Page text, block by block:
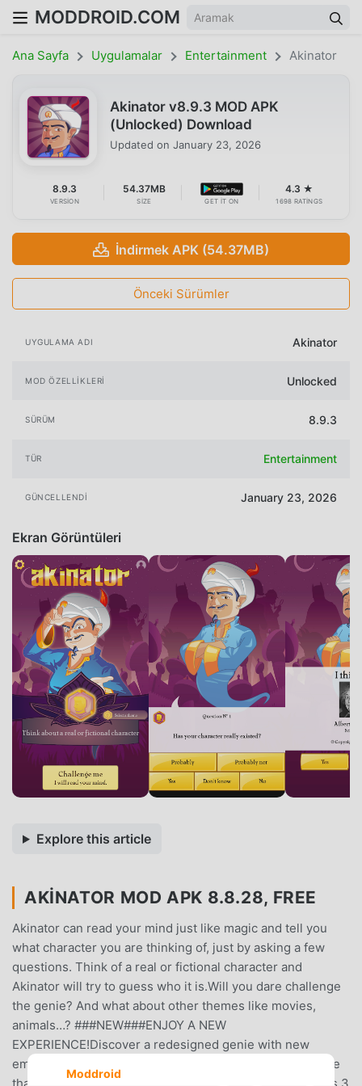
MODDROID.COM
Ana Sayfa Uygulamalar Entertainment Akinator
Akinator v8.9.3 MOD APK
(Unlocked) Download
Updated on January 23, 2026
8.9.3
VERSION
54.37MB
SIZE GET IT ON
4.3 ★
1698 RATINGS
İndirmek APK (54.37MB)
Önceki Sürümler
UYGULAMA ADI Akinator
MOD ÖZELLIKLERI Unlocked
SÜRÜM 8.9.3
TÜR Entertainment
GÜNCELLENDI January 23, 2026
Ekran Görüntüleri
Explore this article
AKINATOR MOD APK 8.8.28, FREE
Akinator can read your mind just like magic and tell you
what character you are thinking of, just by asking a few
questions. Think of a real or fictional character and
Akinator will try to guess who it is.Will you dare challenge
the genie? And what about other themes like movies,
animals…? ###NEW###ENJOY A NEW
EXPERIENCE!Discover a redesigned genie with new
emotions and fully animated, equipped with a voice mode
Moddroid